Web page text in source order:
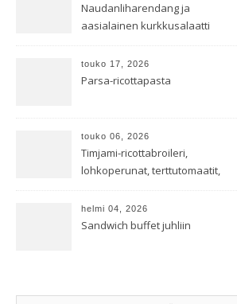
Naudanliharendang ja
aasialainen kurkkusalaatti
touko 17, 2026
Parsa-ricottapasta
touko 06, 2026
Timjami-ricottabroileri,
lohkoperunat, terttutomaatit,
salaatti
helmi 04, 2026
Sandwich buffet juhliin